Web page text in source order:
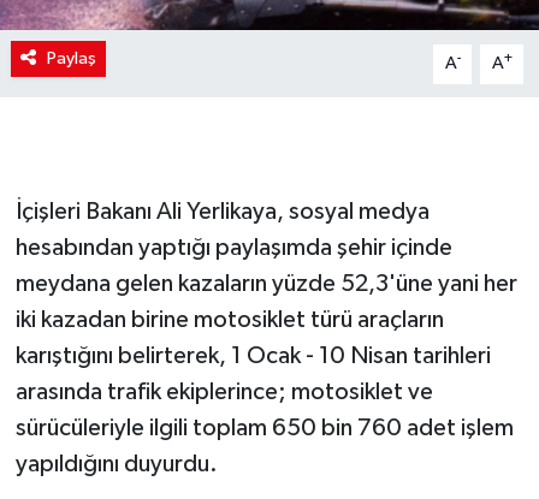
Paylaş A- A+
İçişleri Bakanı Ali Yerlikaya, sosyal medya
hesabından yaptığı paylaşımda şehir içinde
meydana gelen kazaların yüzde 52,3'üne yani her
iki kazadan birine motosiklet türü araçların
karıştığını belirterek, 1 Ocak - 10 Nisan tarihleri
arasında trafik ekiplerince; motosiklet ve
sürücüleriyle ilgili toplam 650 bin 760 adet işlem
yapıldığını duyurdu.